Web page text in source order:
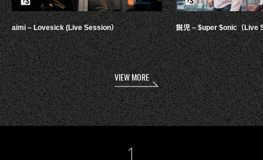
aimi – Lovesick (Live Session） 鋭児 – $uper $onic（Live
VIEW MORE